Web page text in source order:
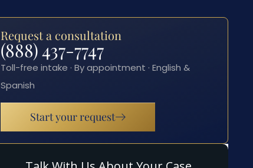
Request a consultation
(888) 437-7747
Toll-free intake · By appointment · English &
Spanish
Start your request